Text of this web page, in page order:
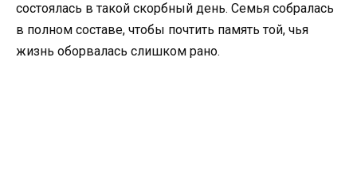
состоялась в такой скорбный день. Семья собралась
в полном составе, чтобы почтить память той, чья
жизнь оборвалась слишком рано.